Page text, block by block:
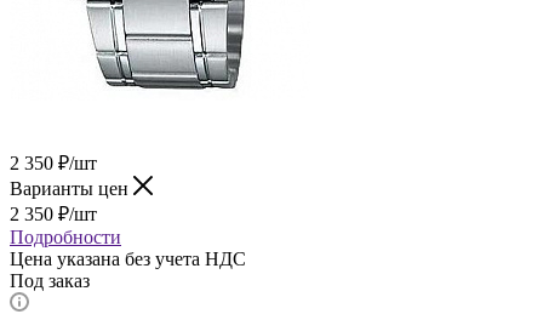
2 350 ₽/шт
Варианты цен
2 350 ₽/шт
Подробности
Цена указана без учета НДС
Под заказ